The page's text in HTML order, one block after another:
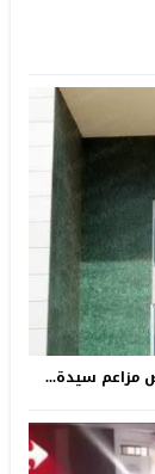
مزاعم سيدة...